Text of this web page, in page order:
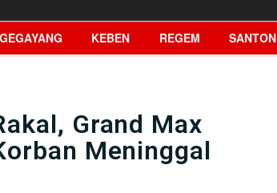
GEGAYANG KEBEN REGEM SANTON
Grand Max
Meninggal